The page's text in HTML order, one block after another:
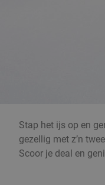
Stap het ijs op en
gezellig met z’n
Scoor je deal en